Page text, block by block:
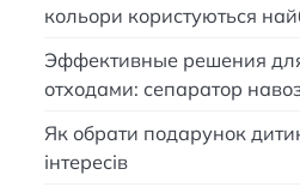
кольори користуються
Эффективные решения
отходами: сепаратор
Як обрати подарунок
інтересів